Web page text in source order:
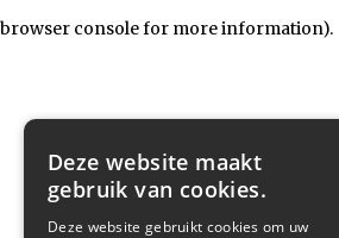
browser console for more information).
Deze website maakt
gebruik van cookies.
Deze website gebruikt cookies om uw